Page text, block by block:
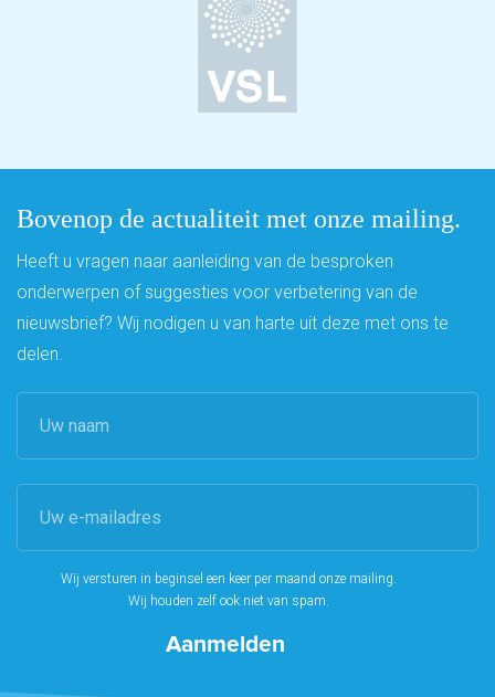
Bovenop de actualiteit met onze mailing.
Heeft u vragen naar aanleiding van de besproken
onderwerpen of suggesties voor verbetering van de
nieuwsbrief? Wij nodigen u van harte uit deze met ons te
delen.
Wij versturen in beginsel een keer per maand onze mailing.
Wij houden zelf ook niet van spam.